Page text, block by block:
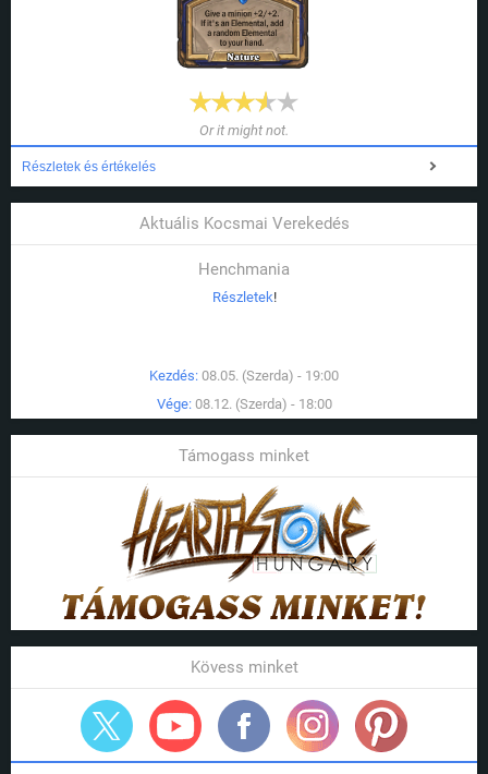
Or it might not.
Részletek és értékelés
Aktuális Kocsmai Verekedés
Henchmania
Részletek!
Kezdés: 08.05. (Szerda) - 19:00
Vége: 08.12. (Szerda) - 18:00
Támogass minket
Kövess minket